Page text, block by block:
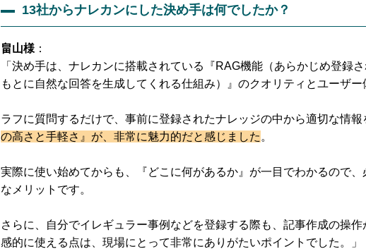
13社からナレカンにした決め手は何でしたか？
畠山様 ：
「決め手は、ナレカンに搭載されている『RAG機能（あらかじめ登録
もとに自然な回答を生成してくれる仕組み）』のクオリティとユーザー
ラフに質問するだけで、事前に登録されたナレッジの中から適切な情
の高さと手軽さ』が、非常に魅力的だと感じました 。
実際に使い始めてからも、『どこに何があるか』が一目でわかるので
なメリットです。
さらに、自分でイレギュラー事例などを登録する際も、記事作成の操
感的に使える点は、現場にとって非常にありがたいポイントでした。」